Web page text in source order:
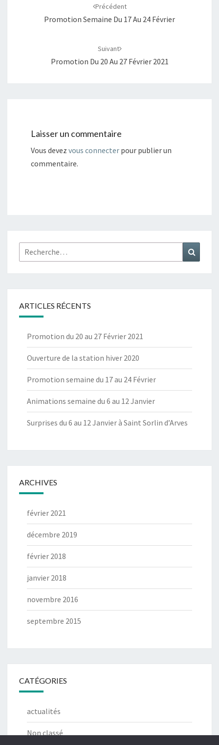
Précédent
Promotion Semaine Du 17 Au 24 Février
Suivant
Promotion Du 20 Au 27 Février 2021
Laisser un commentaire
Vous devez vous connecter pour publier un
commentaire.
Rechercher :
ARTICLES RÉCENTS
Promotion du 20 au 27 Février 2021
Ouverture de la station hiver 2020
Promotion semaine du 17 au 24 Février
Animations semaine du 6 au 12 Janvier
Surprises du 6 au 12 Janvier à Saint Sorlin d’Arves
ARCHIVES
février 2021
décembre 2019
février 2018
janvier 2018
novembre 2016
septembre 2015
CATÉGORIES
actualités
Non classé